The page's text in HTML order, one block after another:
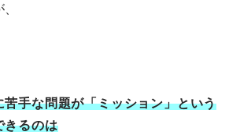
苦手な問題が「ミッション」という
きるのは